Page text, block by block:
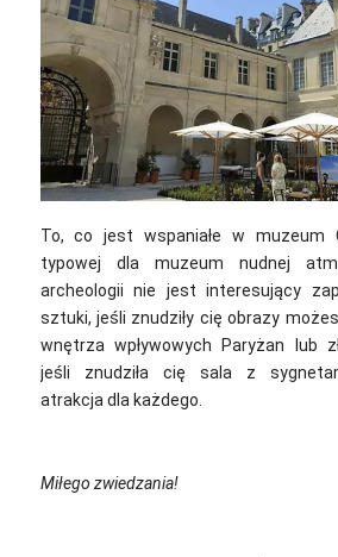
To, co jest wspaniałe w muzeum
typowej dla muzeum nudnej
archeologii nie jest interesujący
sztuki, jeśli znudziły cię obrazy
wnętrza wpływowych Paryżan lub
jeśli znudziła cię sala z
atrakcja dla każdego.
Miłego zwiedzania!